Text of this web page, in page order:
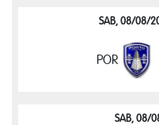
SAB, 08/08/
POR
SAB, 08/